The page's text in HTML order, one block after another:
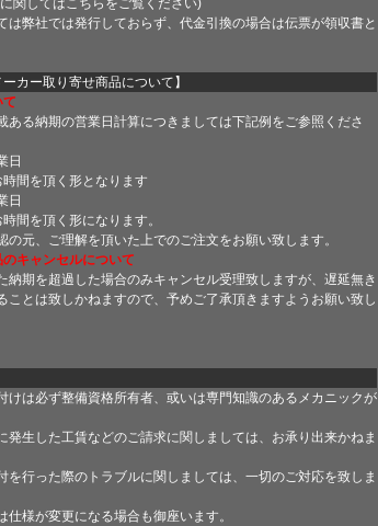
は弊社では発行しておらず、代金引換の場合は伝票が領収書と
カー取り寄せ商品について】
て
ある納期の営業日計算につきましては下記例をご参照くださ
日
間を頂く形となります
日
間を頂く形になります。
の元、ご理解を頂いた上でのご注文をお願い致します。
キャンセルについて
納期を超過した場合のみキャンセル受理致しますが、遅延無き
ことは致しかねますので、予めご了承頂きますようお願い致し
けは必ず整備資格所有者、或いは専門知識のあるメカニックが
生した工賃などのご請求に関しましては、お承り出来かねま
行った際のトラブルに関しましては、一切のご対応を致しま
仕様が変更になる場合も御座います。